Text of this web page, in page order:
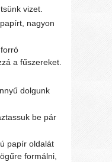
vizet.
nagyon
a fűszereket.
dolgunk
be pár
papír oldalát
formálni,